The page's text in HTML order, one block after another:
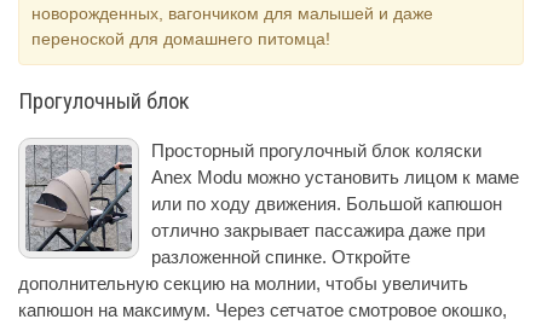
новорожденных, вагончиком для малышей и даже
переноской для домашнего питомца!
Прогулочный блок
Просторный прогулочный блок коляски
Anex Modu можно установить лицом к маме
или по ходу движения. Большой капюшон
отлично закрывает пассажира даже при
разложенной спинке. Откройте
дополнительную секцию на молнии, чтобы увеличить
капюшон на максимум. Через сетчатое смотровое окошко,